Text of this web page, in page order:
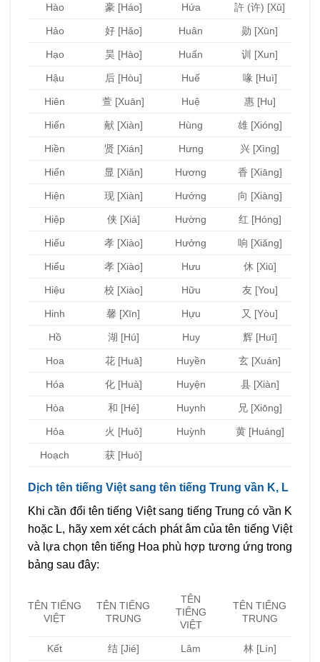
Hào 豪 [Háo] Hứa 許 (许) [Xǔ]
Hảo 好 [Hǎo] Huân 勋 [Xūn]
Hạo 昊 [Hào] Huấn 训 [Xun]
Hậu 后 [Hòu] Huế 喙 [Huì]
Hiên 萱 [Xuān] Huệ 惠 [Hu]
Hiến 献 [Xiàn] Hùng 雄 [Xióng]
Hiền 贤 [Xián] Hưng 兴 [Xìng]
Hiển 显 [Xiǎn] Hương 香 [Xiāng]
Hiện 现 [Xiàn] Hướng 向 [Xiàng]
Hiệp 侠 [Xiá] Hường 红 [Hóng]
Hiếu 孝 [Xiào] Hưởng 响 [Xiǎng]
Hiểu 孝 [Xiào] Hưu 休 [Xiū]
Hiệu 校 [Xiào] Hữu 友 [You]
Hinh 馨 [Xīn] Hựu 又 [Yòu]
Hồ 湖 [Hú] Huy 辉 [Huī]
Hoa 花 [Huā] Huyền 玄 [Xuán]
Hóa 化 [Huà] Huyện 县 [Xiàn]
Hòa 和 [Hé] Huynh 兄 [Xiōng]
Hỏa 火 [Huǒ] Huỳnh 黄 [Huáng]
Hoạch 获 [Huò]
Dịch tên tiếng Việt sang tên tiếng Trung vần K, L
Khi cần đổi tên tiếng Việt sang tiếng Trung có vần K
hoặc L, hãy xem xét cách phát âm của tên tiếng Việt
và lựa chọn tên tiếng Hoa phù hợp tương ứng trong
bảng sau đây:
TÊN TIẾNG
VIỆT
TÊN TIẾNG
TRUNG
TÊN
TIẾNG
VIỆT
TÊN TIẾNG
TRUNG
Kết 结 [Jié] Lâm 林 [Lín]